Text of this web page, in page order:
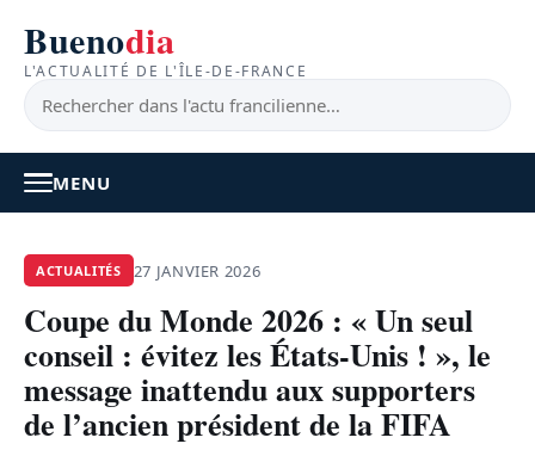
Buenodia
L'ACTUALITÉ DE L'ÎLE-DE-FRANCE
MENU
ACTUALITÉ
BONS PLANS
FEEL GOOD
ACTUALITÉS 27 JANVIER 2026
Coupe du Monde 2026 : « Un seul
conseil : évitez les États-Unis ! », le
message inattendu aux supporters
de l’ancien président de la FIFA